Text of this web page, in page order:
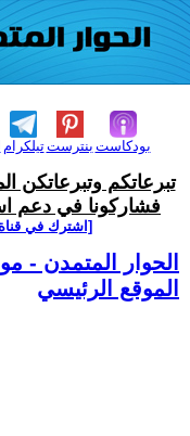
تيلكرامبنترست بودكاست
تبرعاتكم وتبرعاتكن
فشاركونا في دعم
[اشترك في
الحوار المتمدن -
الموقع الرئيسي